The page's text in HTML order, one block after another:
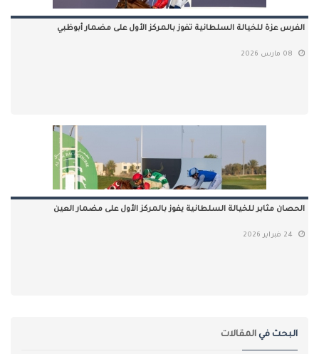
الفرس عزة للخيالة السلطانية تفوز بالمركز الأول على مضمار أبوظبي
08 مارس 2026
الحصان مثابر للخيالة السلطانية يفوز بالمركز الأول على مضمار العين
24 فبراير 2026
البحث في المقالات